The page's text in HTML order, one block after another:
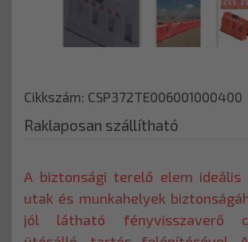
Cikkszám: CSP372TE006001000400
Raklaposan szállítható
A biztonsági terelő elem ideális
utak és munkahelyek
jól látható fényvisszaverő